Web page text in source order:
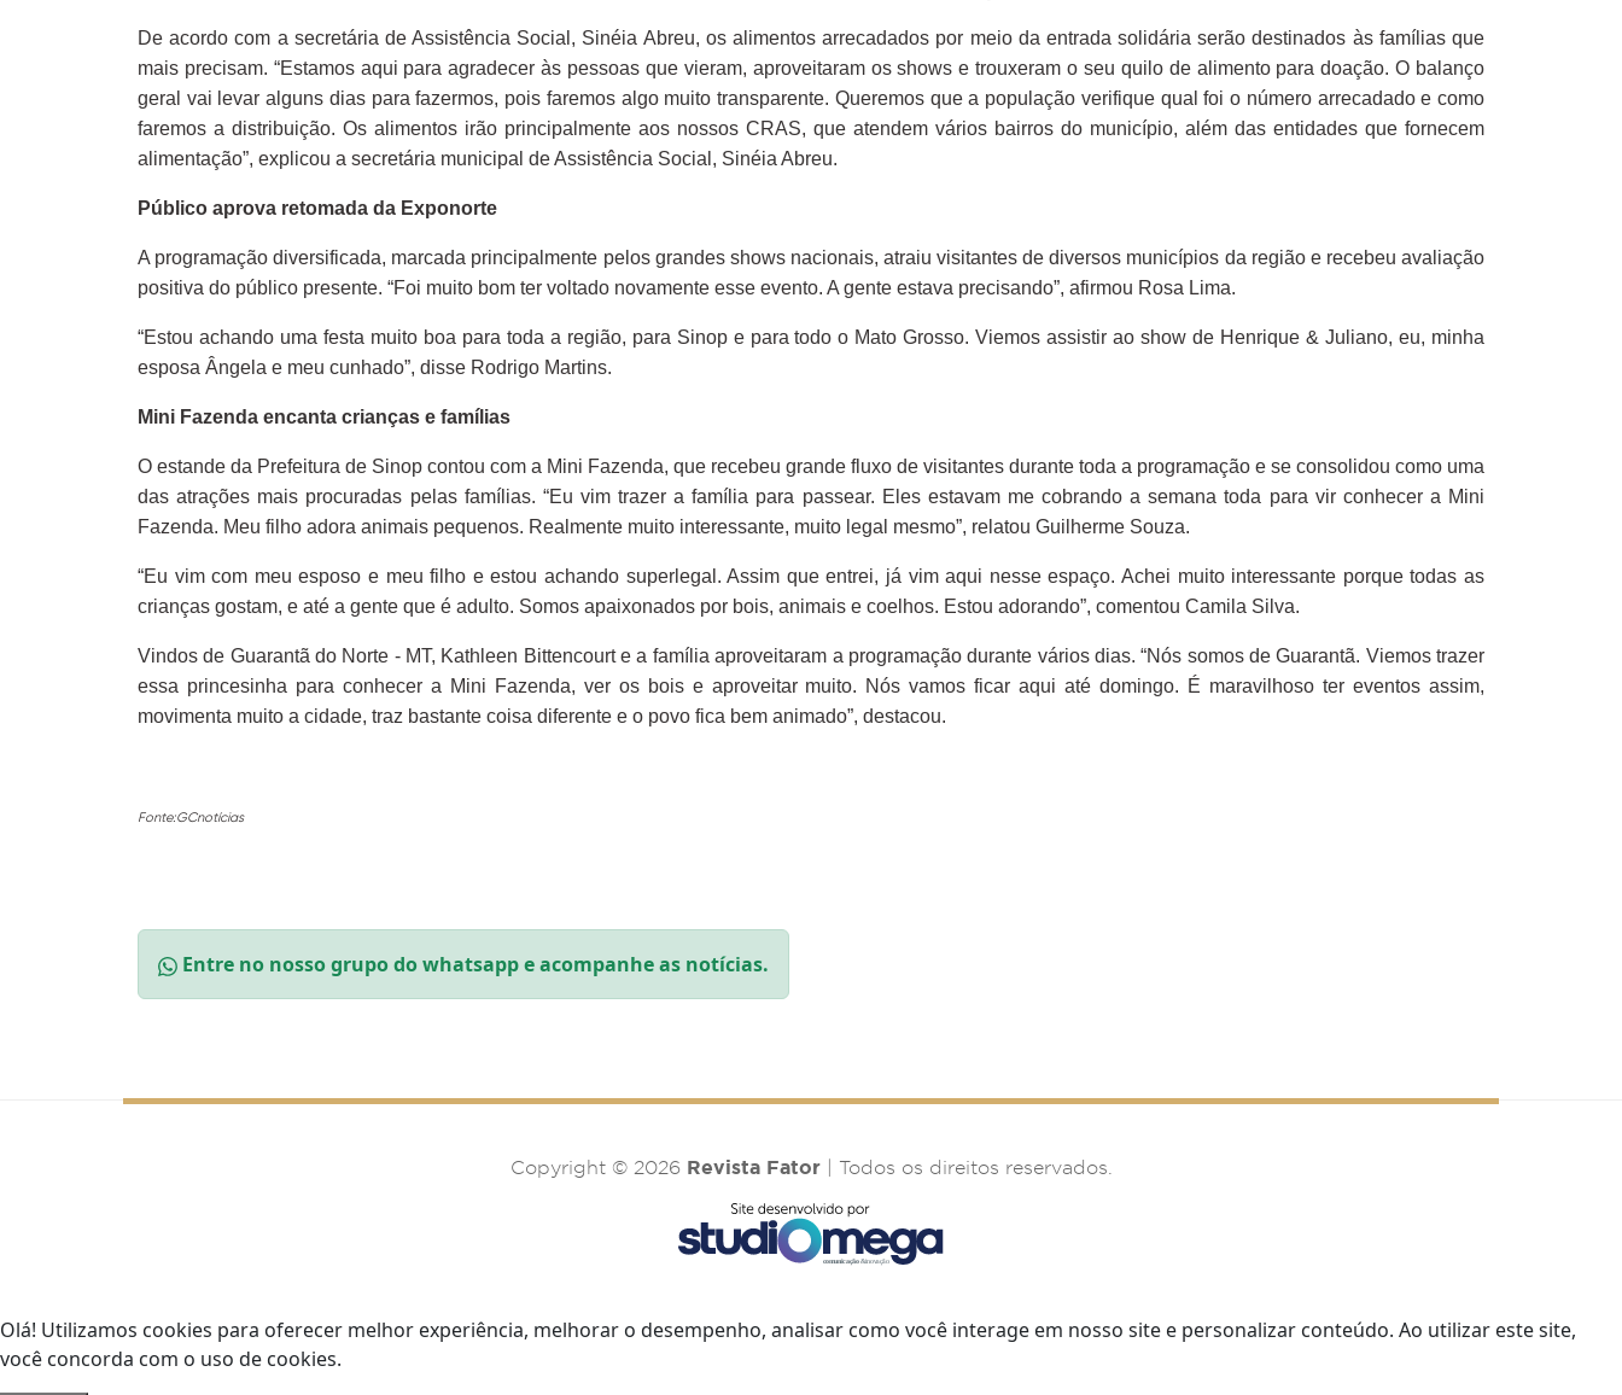
De acordo com a secretária de Assistência Social, Sinéia Abreu, os alimentos arrecadados por meio da entrada solidária serão destinados às famílias que
mais precisam. “Estamos aqui para agradecer às pessoas que vieram, aproveitaram os shows e trouxeram o seu quilo de alimento para doação. O balanço
geral vai levar alguns dias para fazermos, pois faremos algo muito transparente. Queremos que a população verifique qual foi o número arrecadado e como
faremos a distribuição. Os alimentos irão principalmente aos nossos CRAS, que atendem vários bairros do município, além das entidades que fornecem
alimentação”, explicou a secretária municipal de Assistência Social, Sinéia Abreu.
Público aprova retomada da Exponorte
A programação diversificada, marcada principalmente pelos grandes shows nacionais, atraiu visitantes de diversos municípios da região e recebeu avaliação
positiva do público presente. “Foi muito bom ter voltado novamente esse evento. A gente estava precisando”, afirmou Rosa Lima.
“Estou achando uma festa muito boa para toda a região, para Sinop e para todo o Mato Grosso. Viemos assistir ao show de Henrique & Juliano, eu, minha
esposa Ângela e meu cunhado”, disse Rodrigo Martins.
Mini Fazenda encanta crianças e famílias
O estande da Prefeitura de Sinop contou com a Mini Fazenda, que recebeu grande fluxo de visitantes durante toda a programação e se consolidou como uma
das atrações mais procuradas pelas famílias. “Eu vim trazer a família para passear. Eles estavam me cobrando a semana toda para vir conhecer a Mini
Fazenda. Meu filho adora animais pequenos. Realmente muito interessante, muito legal mesmo”, relatou Guilherme Souza.
“Eu vim com meu esposo e meu filho e estou achando superlegal. Assim que entrei, já vim aqui nesse espaço. Achei muito interessante porque todas as
crianças gostam, e até a gente que é adulto. Somos apaixonados por bois, animais e coelhos. Estou adorando”, comentou Camila Silva.
Vindos de Guarantã do Norte - MT, Kathleen Bittencourt e a família aproveitaram a programação durante vários dias. “Nós somos de Guarantã. Viemos trazer
essa princesinha para conhecer a Mini Fazenda, ver os bois e aproveitar muito. Nós vamos ficar aqui até domingo. É maravilhoso ter eventos assim,
movimenta muito a cidade, traz bastante coisa diferente e o povo fica bem animado”, destacou.
Fonte:GCnotícias
Entre no nosso grupo do whatsapp e acompanhe as notícias.
Copyright © 2026 Revista Fator| Todos os direitos reservados.
Olá! Utilizamos cookies para oferecer melhor experiência, melhorar o desempenho, analisar como você interage em nosso site e personalizar conteúdo. Ao utilizar este site,
você concorda com o uso de cookies.